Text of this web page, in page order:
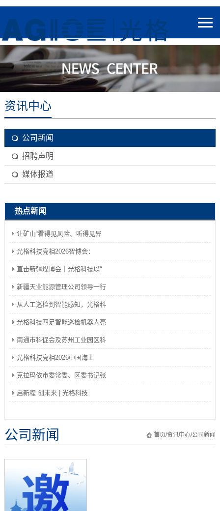
资讯中心
公司新闻
招聘声明
媒体报道
热点新闻
让矿山“看得见风险、听得见异
光格科技亮相2026智博会：
直击新疆煤博会｜光格科技以“
新疆天业能源管理公司领导一行
从人工巡检到智能感知，光格科
光格科技四足智能巡检机器人亮
南通市科促会及苏州工业园区科
光格科技亮相2026中国海上
克拉玛依市委常委、区委书记张
启新程 创未来 | 光格科技
首页/资讯中心/公司新闻
公司新闻